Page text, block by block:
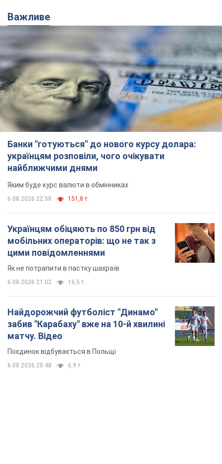
Важливе
Банки "готуються" до нового курсу долара:
українцям розповіли, чого очікувати
найближчими днями
Яким буде курс валюти в обмінниках
6.08.2026 22:58 151,8 т.
Українцям обіцяють по 850 грн від
мобільних операторів: що не так з
цими повідомленнями
Як не потрапити в пастку шахраїв
6.08.2026 21:02 16,5 т.
Найдорожчий футболіст "Динамо"
забив "Карабаху" вже на 10-й хвилині
матчу. Відео
Поєдинок відбувається в Польщі
6.08.2026 20:48 6,9 т.